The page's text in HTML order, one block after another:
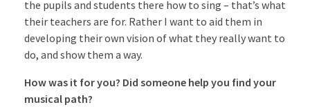
the pupils and students there how to sing – that’s what
their teachers are for. Rather I want to aid them in
developing their own vision of what they really want to
do, and show them a way.
How was it for you? Did someone help you find your
musical path?